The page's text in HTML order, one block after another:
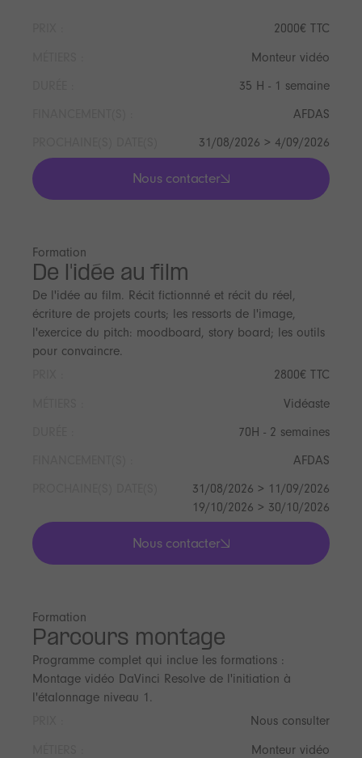
2000€ TTC
Monteur vidéo
35 H - 1 semaine
AFDAS
31/08/2026 > 4/09/2026
lis les actualités
Nous contacter
Formation
De l'idée au film
De l'idée au film. Récit fictionnné et récit du réel,
écriture de projets courts; les ressorts de l'image,
l'exercice du pitch: moodboard, story board; les outils
pour convaincre.
2800€ TTC
Vidéaste
70H - 2 semaines
AFDAS
31/08/2026 > 11/09/2026
19/10/2026 > 30/10/2026
lis les actualités
Nous contacter
Formation
Parcours montage
Programme complet qui inclue les formations :
Montage vidéo DaVinci Resolve de l'initiation à
l'étalonnage niveau 1.
Nous consulter
Monteur vidéo